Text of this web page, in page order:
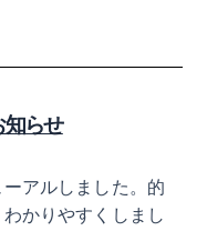
知らせ
アルしました。的
かりやすくしまし